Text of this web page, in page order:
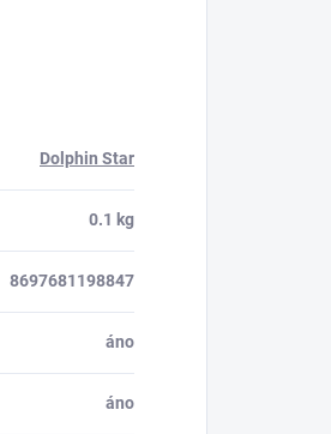
Dolphin Star
0.1 kg
8697681198847
áno
áno